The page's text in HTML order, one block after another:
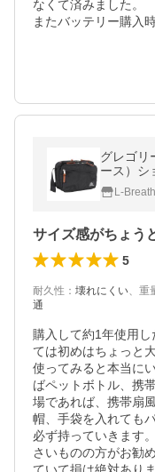
なくて済みました。
またバッテリー購入
グレゴリ
ース）シ
ショルダ
L-
サイズ感がちょう
5
耐久性 ： 壊れにくい、 重
通
購入して約1年使用
ては初めはちょっと
使ってみると本当に
ばペットボトル、携
場であれば、携帯扇
帽、手袋を入れても
必ず持っていきます
さいものの方がお勧